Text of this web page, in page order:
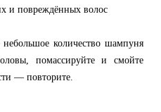
и повреждённых волос
небольшое количество шампуня
помассируйте и смойте
— повторите.